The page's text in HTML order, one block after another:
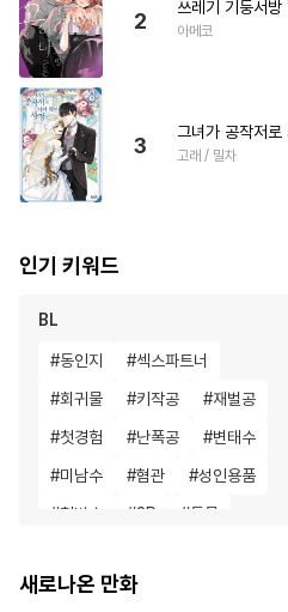
2
쓰레기 기둥서
아메코
3
그녀가 공작저
고래 / 밀차
인기 키워드
BL
#동인지 #섹스파트너
#회귀물 #키작공 #재벌공
#첫경험 #난폭공 #변태수
#미남수 #혐관 #성인용품
#철벽수 #3P #동물
#연상수 #유사근친
새로나온 만화